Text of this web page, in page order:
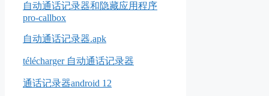
自动通话记录器和隐藏应用程序
pro-callbox
自动通话记录器.apk
télécharger 自动通话记录器
通话记录器android 12